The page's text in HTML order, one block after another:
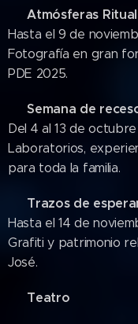
📷Atmósferas
Hasta el 9 de
Fotografía en gran
PDE 2025.
🧪Semana de
Del 4 al 13 de octubre
Laboratorios,
para toda la familia.
Trazos de
Hasta el 14 de
Grafiti y patrimonio
José.
Teatro